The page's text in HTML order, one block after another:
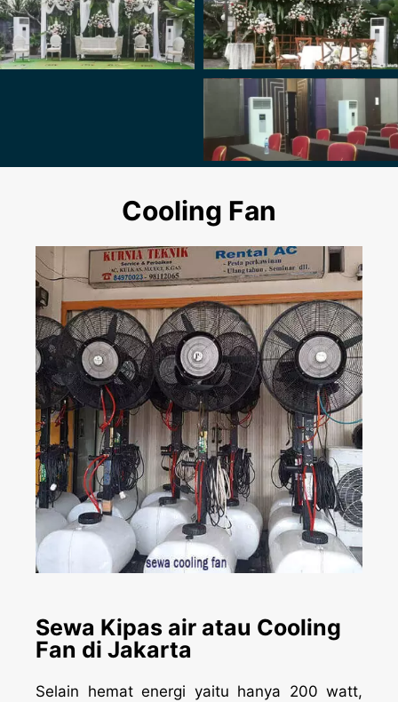
Cooling Fan
Sewa Kipas air atau Cooling
Fan di Jakarta
Selain hemat energi yaitu hanya 200 watt,